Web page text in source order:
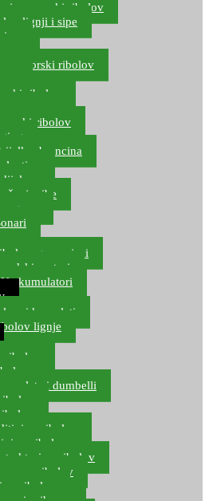
za morski ribolov
lov lignji i sipe
za morski ribolov
ribolov
za more
ribolov
brancina
ribe
gumenjaci
motori
akumulatori
kompleti
lignje
ribolov
pelete i dumbelli
za ribolov
za ribolov
za ribolov
za ribolov
ribolov